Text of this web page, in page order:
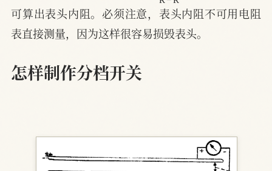
可算出表头内阻。必须注意，表头内阻不可用电阻
表直接测量，因为这样很容易损毁表头。
怎样制作分档开关